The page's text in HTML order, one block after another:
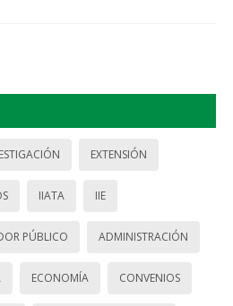
EXTENSIÓN
IIATA IIE
PÚBLICO ADMINISTRACIÓN
ECONOMÍA CONVENIOS